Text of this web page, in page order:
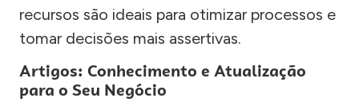
recursos são ideais para otimizar processos e
tomar decisões mais assertivas.
Artigos: Conhecimento e Atualização
para o Seu Negócio